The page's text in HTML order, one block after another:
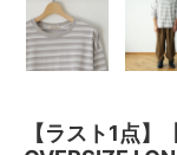
【ラスト1点】